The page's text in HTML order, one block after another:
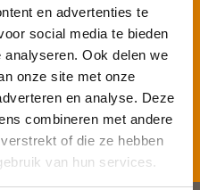
en advertenties te
social media te bieden
Ook delen we
onze site met onze
en analyse. Deze
combineren met andere
of die ze hebben
van hun services.